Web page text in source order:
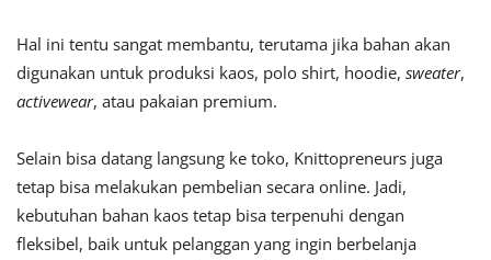
Hal ini tentu sangat membantu, terutama jika bahan akan
digunakan untuk produksi kaos, polo shirt, hoodie, sweater,
activewear, atau pakaian premium.
Selain bisa datang langsung ke toko, Knittopreneurs juga
tetap bisa melakukan pembelian secara online. Jadi,
kebutuhan bahan kaos tetap bisa terpenuhi dengan
fleksibel, baik untuk pelanggan yang ingin berbelanja